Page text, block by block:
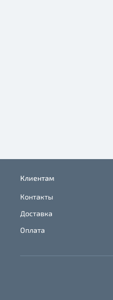
Клиентам
Контакты
Доставка
Оплата